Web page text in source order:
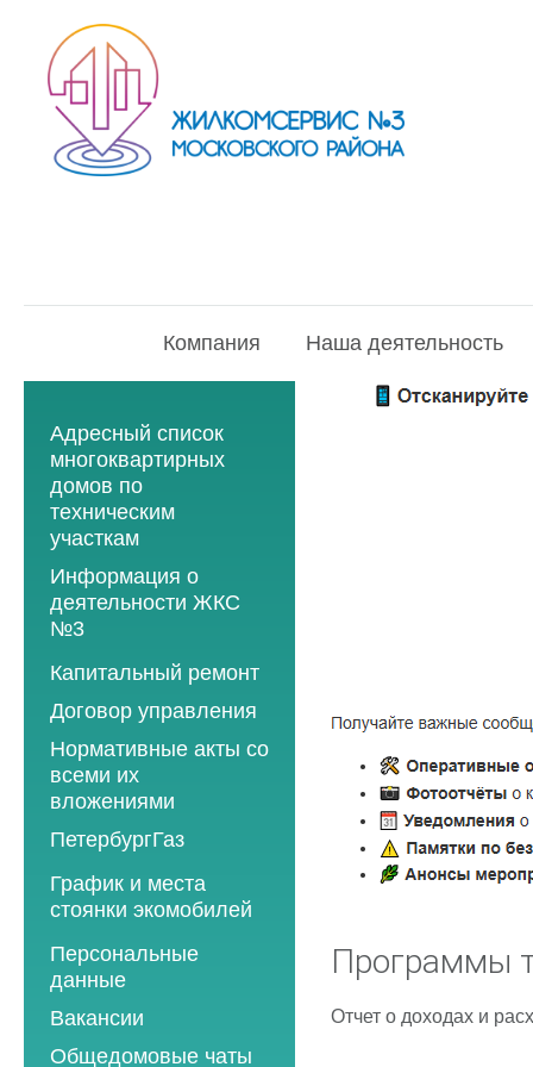
Компания Наша деятельность
Адресный список
многоквартирных
домов по
техническим
участкам
Информация о
деятельности ЖКС
№3
Программы
2013 год
2014 год
2015 год
2016 год
2017 год
2018 год
Капитальный ремонт
Договор управления
Нормативные акты со
всеми их
вложениями
ПетербургГаз
2018 год
2019 год
2020 год
2021 год
2022 год
График и места
стоянки экомобилей
2019 год
2020 год
2021 год
2022 год
Персональные
данные
Вакансии
Общедомовые чаты
Программы
Отчет о доходах и